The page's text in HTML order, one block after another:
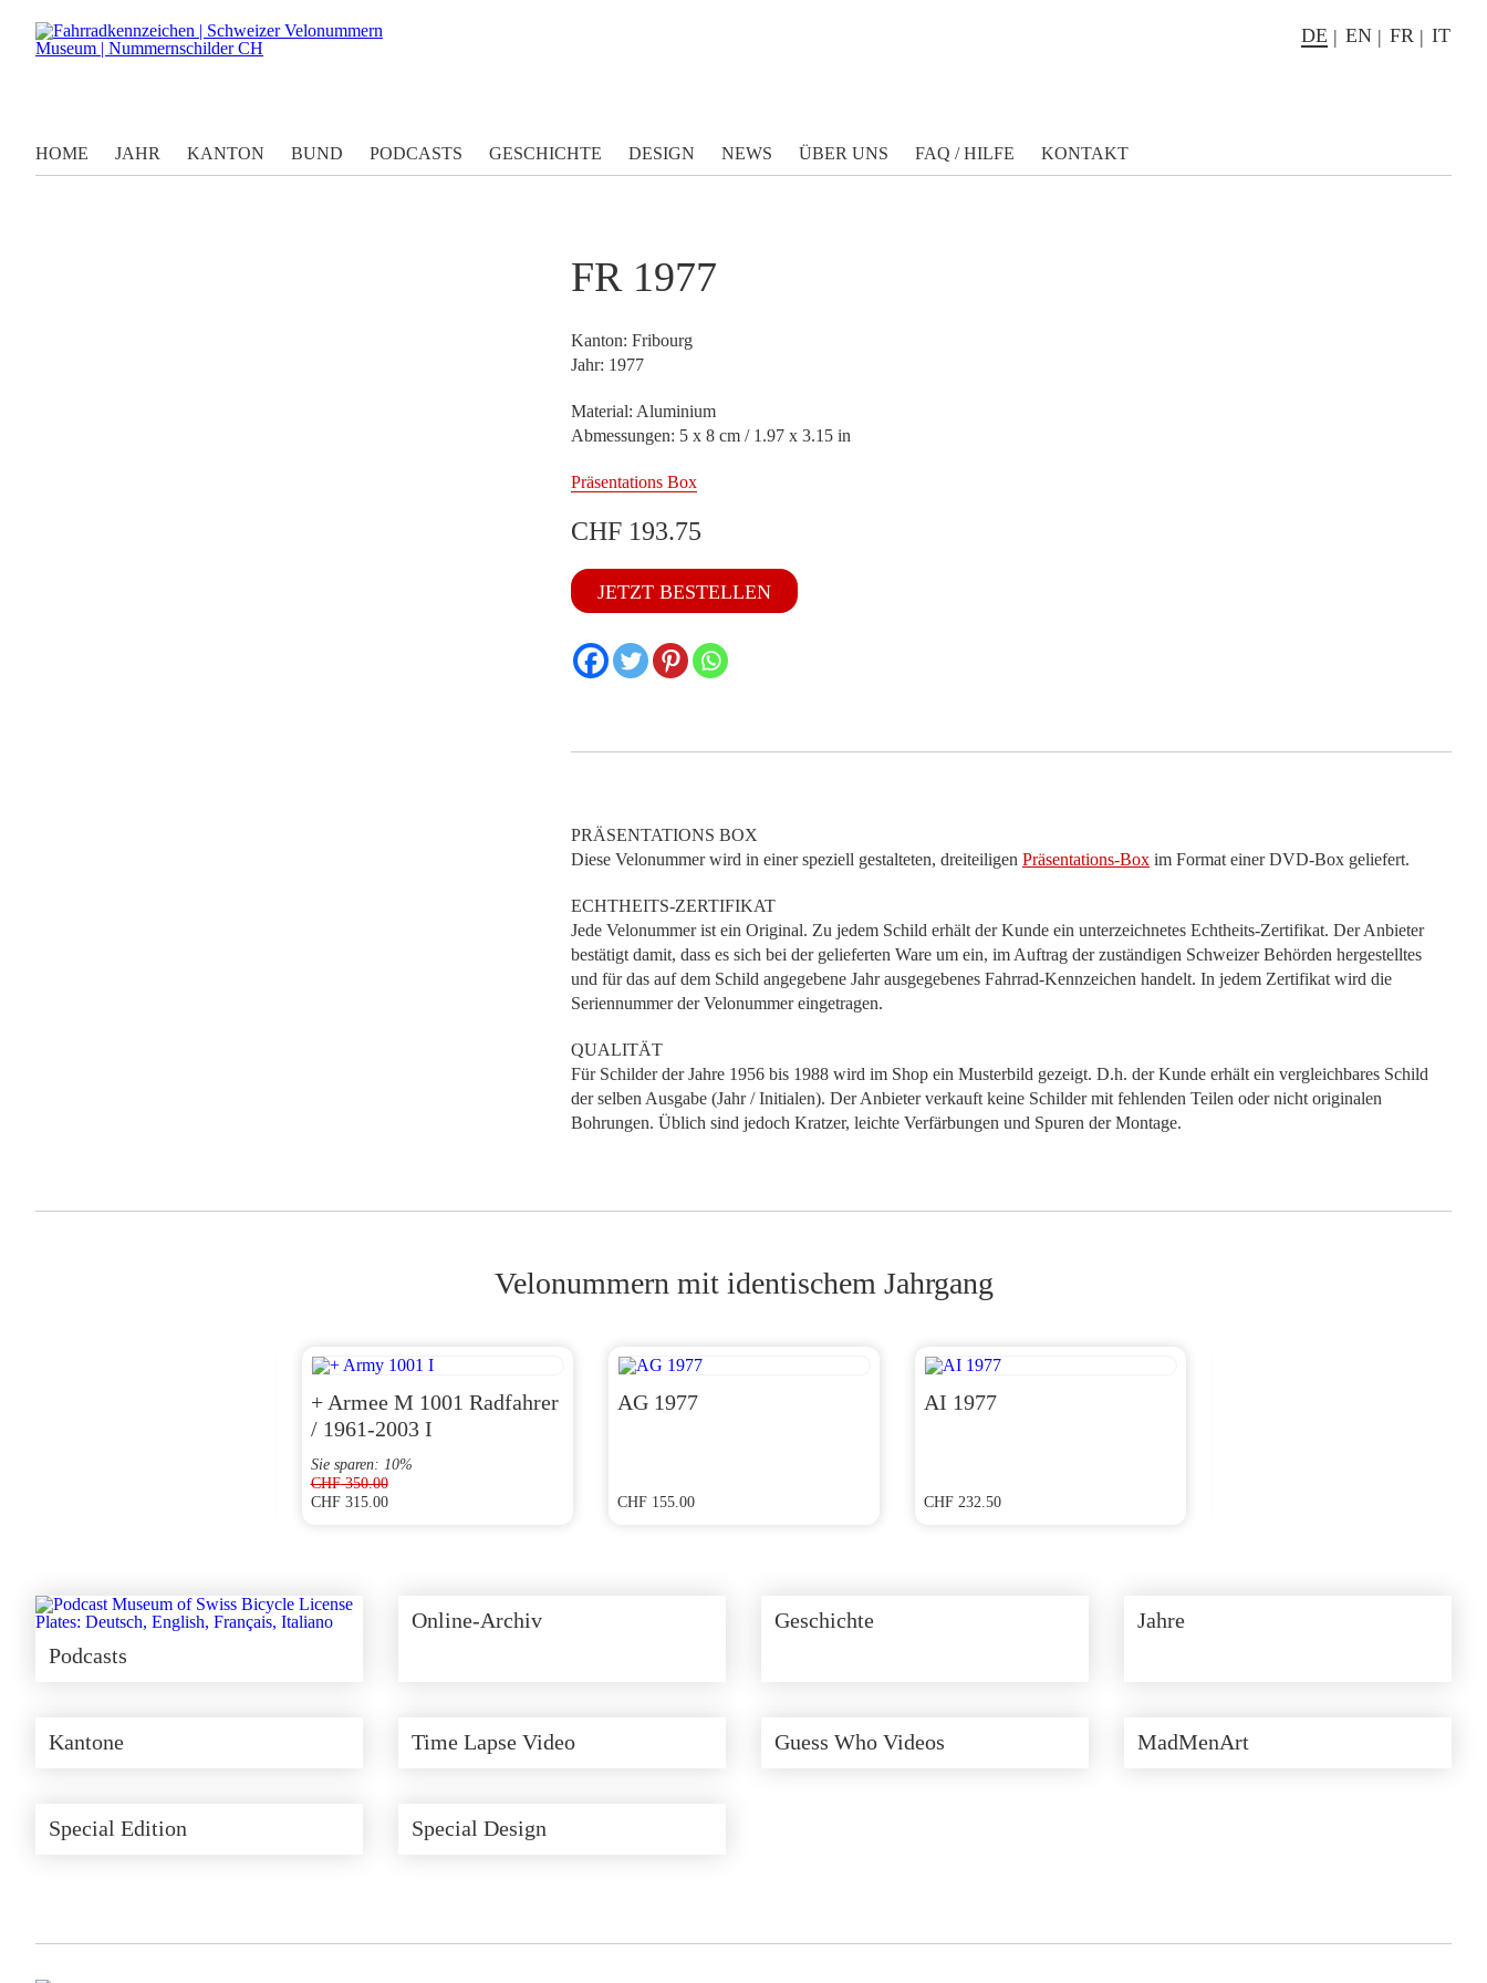
HOME JAHR KANTON BUND PODCASTS GESCHICHTE DESIGN NEWS ÜBER UNS FAQ / HILFE KONTAKT
DE EN FR IT
FR 1977
Kanton: Fribourg
Jahr: 1977
Material: Aluminium
Abmessungen: 5 x 8 cm / 1.97 x 3.15 in
Präsentations Box
CHF 193.75
FR
1977
Menge
JETZT BESTELLEN
PRÄSENTATIONS BOX
Diese Velonummer wird in einer speziell gestalteten, dreiteiligen Präsentations-Box im Format einer DVD-Box geliefert.
ECHTHEITS-ZERTIFIKAT
Jede Velonummer ist ein Original. Zu jedem Schild erhält der Kunde ein unterzeichnetes Echtheits-Zertifikat. Der Anbieter
bestätigt damit, dass es sich bei der gelieferten Ware um ein, im Auftrag der zuständigen Schweizer Behörden hergestelltes
und für das auf dem Schild angegebene Jahr ausgegebenes Fahrrad-Kennzeichen handelt. In jedem Zertifikat wird die
Seriennummer der Velonummer eingetragen.
QUALITÄT
Für Schilder der Jahre 1956 bis 1988 wird im Shop ein Musterbild gezeigt. D.h. der Kunde erhält ein vergleichbares Schild
der selben Ausgabe (Jahr / Initialen). Der Anbieter verkauft keine Schilder mit fehlenden Teilen oder nicht originalen
Bohrungen. Üblich sind jedoch Kratzer, leichte Verfärbungen und Spuren der Montage.
Velonummern mit identischem Jahrgang
+ Armee M 1001 Radfahrer
/ 1961-2003 I
CHF350.00
CHF315.00
Sie sparen: 10%
AG 1977
CHF155.00
AI 1977
CHF232.50
Podcasts
Online-Archiv Geschichte Jahre
Kantone Time Lapse Video Guess Who Videos MadMenArt
Special Edition Special Design